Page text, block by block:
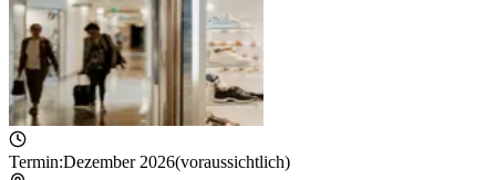
Termin:Dezember 2026(voraussichtlich)